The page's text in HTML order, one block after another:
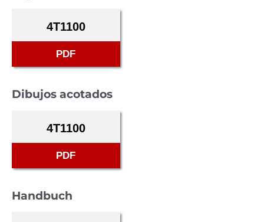
4T1100
PDF
Dibujos acotados
4T1100
PDF
Handbuch